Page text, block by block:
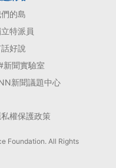
的島
特派員
好說
新聞實驗室
新聞議題中心
權保護政策
Foundation. All Rights